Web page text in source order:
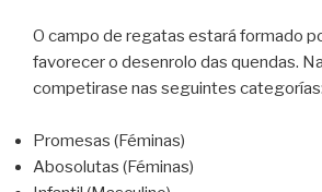
O campo de regatas estará formado
favorecer o desenrolo das quendas.
competirase nas seguintes categorías:
Promesas (Féminas)
Abosolutas (Féminas)